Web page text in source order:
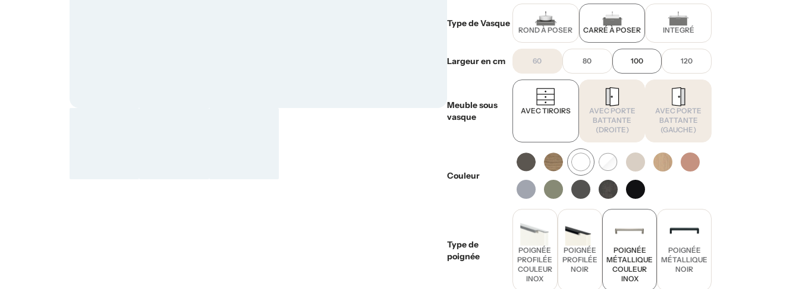
Type de Vasque
ROND À POSER CARRÉ À POSER INTEGRÉ
Largeur en cm 60 80 100 120
Meuble sous
vasque
AVEC TIROIRS
AVEC PORTE
BATTANTE
(DROITE)
AVEC PORTE
BATTANTE
(GAUCHE)
Couleur
Type de
poignée
POIGNÉE
PROFILÉE
COULEUR
INOX
POIGNÉE
PROFILÉE
NOIR
POIGNÉE
MÉTALLIQUE
COULEUR
INOX
POIGNÉE
MÉTALLIQUE
NOIR